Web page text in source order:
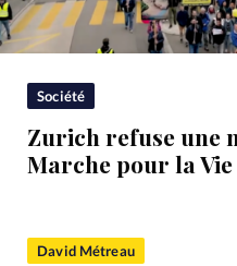
Société
Zurich refuse une
Marche pour la
David Métreau